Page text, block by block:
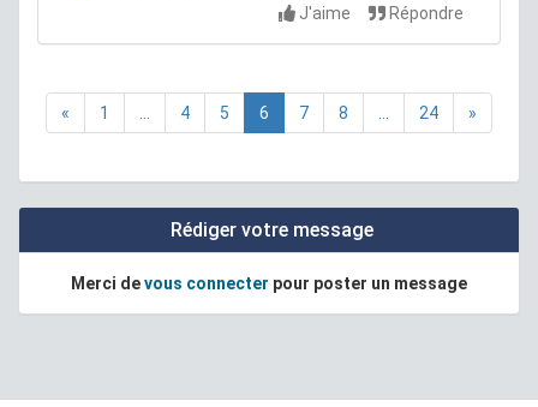
J'aime
Répondre
« 1 4 5 6 7 8 24 »
Rédiger votre message
Merci devous connecter pour poster un message